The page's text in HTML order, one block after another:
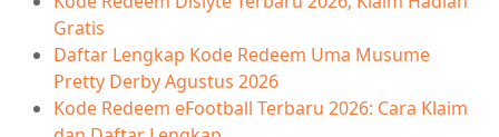
Gratis
Daftar Lengkap Kode Redeem Uma Musume
Pretty Derby Agustus 2026
Kode Redeem eFootball Terbaru 2026: Cara Klaim